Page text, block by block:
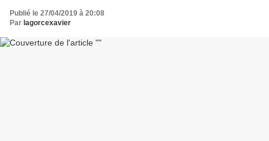
Publié le 27/04/2019 à 20:08
Par lagorcexavier